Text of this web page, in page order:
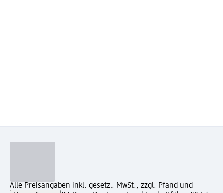
Alle Preisangaben inkl. gesetzl. MwSt., zzgl. Pfand und